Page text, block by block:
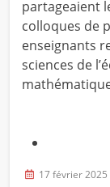
partageaient
colloques de
enseignants
sciences de
17 février 2025